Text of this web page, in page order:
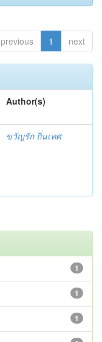
previous 1 next
Author(s)
ขวัญรัก ถิ่นเทศ
1
1
1